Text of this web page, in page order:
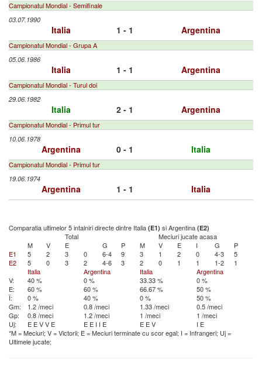
Campionatul Mondial - Semifinale
03.07.1990
Italia 1 - 1 Argentina
Campionatul Mondial - Grupa A
05.06.1986
Italia 1 - 1 Argentina
Campionatul Mondial - Turul doi
29.06.1982
Italia 2 - 1 Argentina
Campionatul Mondial - Primul tur
10.06.1978
Argentina 0 - 1 Italia
Campionatul Mondial - Primul tur
19.06.1974
Argentina 1 - 1 Italia
Comparatia ultimelor 5 intalniri directe dintre Italia (E1) si Argentina (E2)
Total
Meciuri jucate acasa
M
V E G P M V E I G
P
E1
5 2 3 0 6-4 9 3 1 2 0 4-3
5
E2
5 0 3 2 4-6 3 2 0 1 1 1-2
1
Italia
Argentina Italia
Argentina
V:
40 % 0 % 33.33 %
0 %
E:
60 % 60 % 66.67 %
50 %
Î:
0 % 40 % 0 %
50 %
Gm:
1.2 /meci 0.8 /meci 1.33 /meci
0.5 /meci
Gp:
0.8 /meci 1.2 /meci 1 /meci
1 /meci
Uj:
E EVV E E E I I E E EV I E
*M = Meciuri; V = Victorii; E = Meciuri terminate cu scor egal; I = Infrangeri; Uj =
Ultimele jucate;